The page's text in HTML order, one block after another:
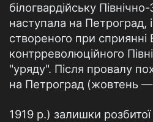
білогвардійську
наступала на Петроград,
створеного при сприянні
контрреволюційного
"уряду". Після провалу
на Петроград (жовтень
1919 р.) залишки